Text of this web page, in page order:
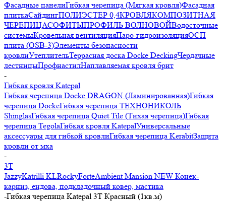
Фасадные панелиГибкая черепица (Мягкая кровля)Фасадная
плиткаСайдингПОЛИЭСТЕР 0,4КРОВЛЯКОМПОЗИТНАЯ
ЧЕРЕПИЦАСОФИТЫПРОФИЛЬ ВОЛНОВОЙВодосточные
системыКровельная вентиляцияПаро-гидроизоляцияОСП
плита (OSB-3)Элементы безопасности
кровлиУтеплительТеррасная доска Docke DeckingЧердачные
лестницыПрофнастилНаплавляемая кровля брит
-
Гибкая кровля Katepal
Гибкая черепица Docke DRAGON (Ламинированная)Гибкая
черепица DockeГибкая черепица ТЕХНОНИКОЛЬ
ShinglasГибкая черепица Quiet Tile (Тихая черепица)Гибкая
черепица TegolaГибкая кровля KatepalУниверсальные
аксессуары для гибкой кровлиГибкая черепица KerabitЗащита
кровли от мха
-
3T
JazzyKatrilli KLRоckyForteAmbientMansion NEW Конек-
карниз, ендова, подкладочный ковер, мастика
-Гибкая черепица Katepal 3Т Красный (1кв.м)